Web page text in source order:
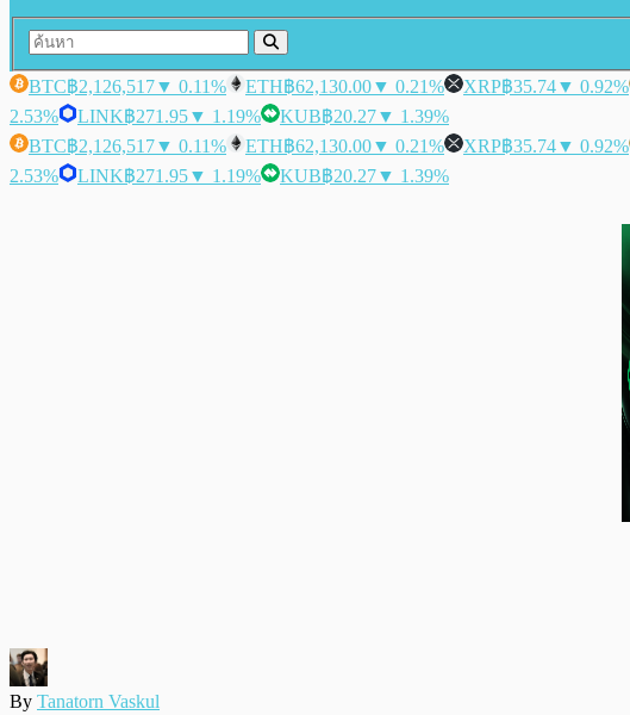
BTC฿2,126,517▼ 0.11% ETH฿62,130.00▼ 0.21% XRP฿35.74▼ 0.92%
2.53%
LINK฿271.95▼ 1.19% KUB฿20.27▼ 1.39%
BTC฿2,126,517▼ 0.11% ETH฿62,130.00▼ 0.21% XRP฿35.74▼ 0.92%
2.53%
LINK฿271.95▼ 1.19% KUB฿20.27▼ 1.39%
By Tanatorn Vaskul